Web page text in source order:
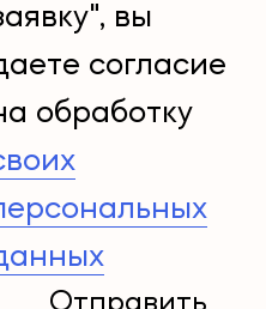
вы
согласие
обработку